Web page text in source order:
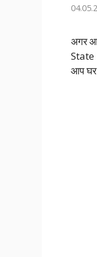
अगर
State
आप घर